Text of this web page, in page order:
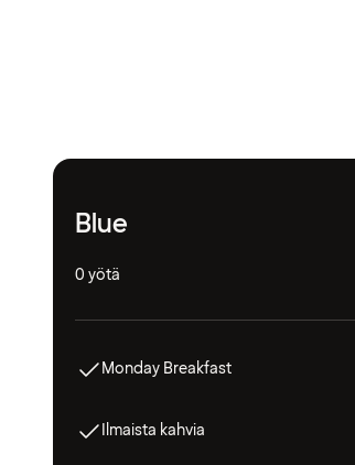
Blue
0 yötä
Monday Breakfast
Ilmaista kahvia